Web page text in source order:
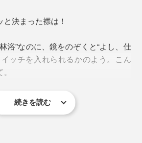
が、襟先には、 隠しスナップボタン
り、横にペタッと潰れたりすること
態をキープ。だらしなさがなく、
決まった襟は！
浴”なのに、鏡をのぞくと“よし、仕
ッチを入れられるかのよう。こん
続きを読む